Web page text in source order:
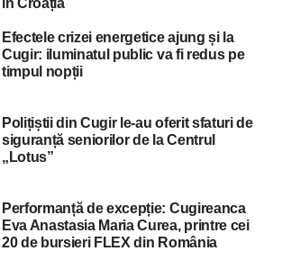
în Croația
Efectele crizei energetice ajung și la
Cugir: iluminatul public va fi redus pe
timpul nopții
Polițiștii din Cugir le-au oferit sfaturi de
siguranță seniorilor de la Centrul
„Lotus”
Performanță de excepție: Cugireanca
Eva Anastasia Maria Curea, printre cei
20 de bursieri FLEX din România